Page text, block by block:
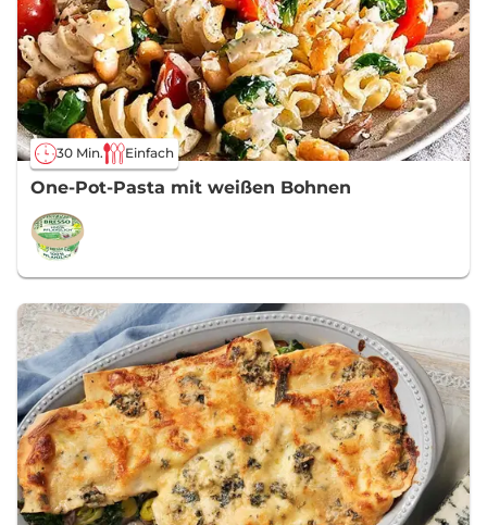
30 Min. Einfach
One-Pot-Pasta mit weißen Bohnen